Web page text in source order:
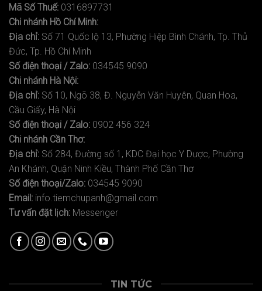
Mã Số Thuế: 0316897731
Chi nhánh Hồ Chí Minh:
Địa chỉ: Số 71 Quốc lộ 13, Phường Hiệp Bình Chánh, Tp. Thủ
Đức, Tp. Hồ Chí Minh
Số điện thoại / Zalo: 034545 9090
Chi nhánh Hà Nội:
Địa chỉ: Số 10, Ngõ 38, Đ. Nguyễn Văn Huyên, Quan Hoa,
Cầu Giấy, Hà Nội
Số điện thoại / Zalo: 0902 456 324
Chi nhánh Cần Thơ:
Địa chỉ: Số 284, Đường số 1, KDC Đại học Y Dược, Phường
An Khánh, Quận Ninh Kiều, Thành Phố Cần Thơ
Số điện thoại/Zalo: 034545 9090
Email: info.tiemchupanh@gmail.com
Tư vấn đặt lịch: Messenger
TIN TỨC